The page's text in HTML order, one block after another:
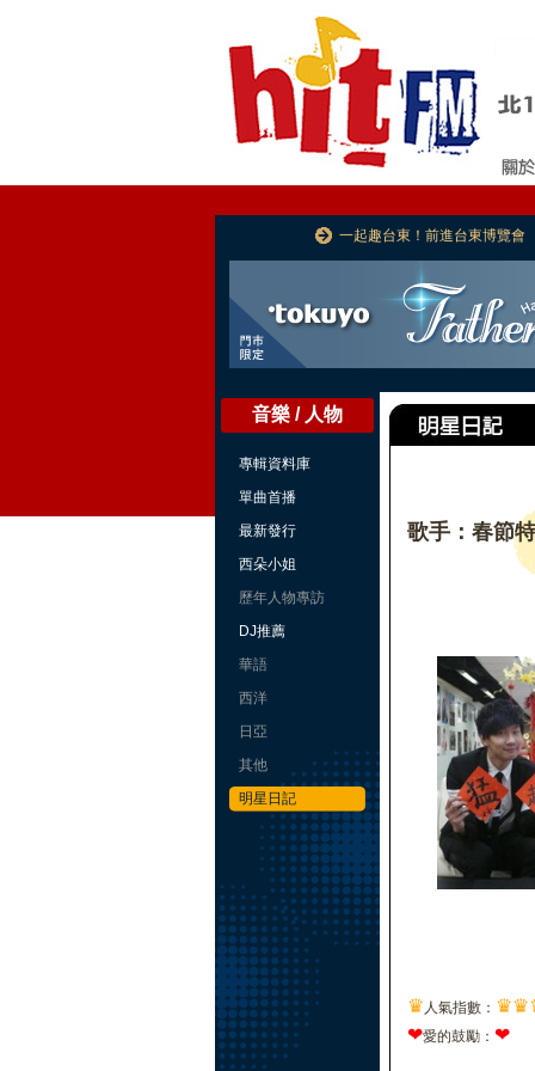
一起趣台東！前進台東博覽會
音樂 / 人物
專輯資料庫
單曲首播
最新發行
西朵小姐
歷年人物專訪
DJ推薦
華語
西洋
日亞
其他
明星日記
歌手：春節
♛ 人氣指數： ♛♛
❤愛的鼓勵： ❤